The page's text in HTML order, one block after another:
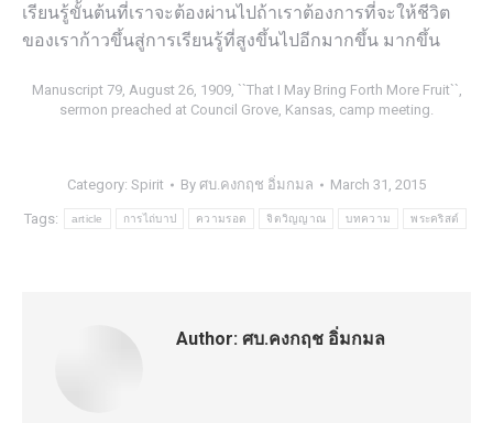
เรียนรู้ขั้นต้นที่เราจะต้องผ่านไปถ้าเราต้องการที่จะให้ชีวิต
ของเราก้าวขึ้นสู่การเรียนรู้ที่สูงขึ้นไปอีกมากขึ้น มากขึ้น
Manuscript 79, August 26, 1909, ``That I May Bring Forth More Fruit``,
sermon preached at Council Grove, Kansas, camp meeting.
Category: Spirit By ศบ.คงกฤช อิ่มกมล March 31, 2015
Tags: article การไถ่บาป ความรอด จิตวิญญาณ บทความ พระคริสต์
Author: ศบ.คงกฤช อิ่มกมล